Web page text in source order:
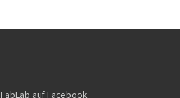
FabLab auf Facebook